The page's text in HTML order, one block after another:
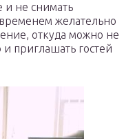
и не снимать
желательно
откуда можно не
приглашать гостей